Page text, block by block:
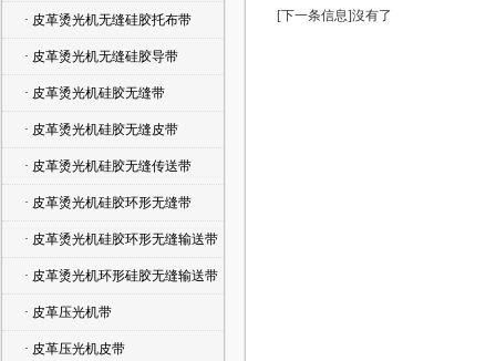
· 皮革烫光机无缝硅胶托布带
· 皮革烫光机无缝硅胶导带
· 皮革烫光机硅胶无缝带
· 皮革烫光机硅胶无缝皮带
· 皮革烫光机硅胶无缝传送带
· 皮革烫光机硅胶环形无缝带
· 皮革烫光机硅胶环形无缝输送带
· 皮革烫光机环形硅胶无缝输送带
· 皮革压光机带
· 皮革压光机皮带
[下一条信息]沒有了